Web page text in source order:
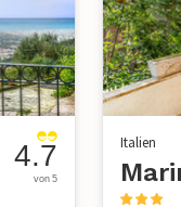
4.7
von 5
Italien